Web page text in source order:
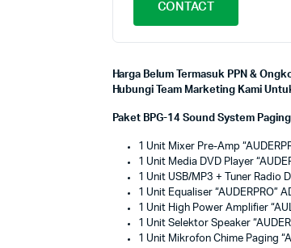
CONTACT
Harga Belum Termasuk PPN &
Hubungi Team Marketing Kami
Paket BPG-14 Sound System
1 Unit Mixer Pre-Amp
1 Unit Media DVD Player
1 Unit USB/MP3 + Tuner Radio
1 Unit Equaliser “AUDERPRO”
1 Unit High Power Amplifier
1 Unit Selektor Speaker
1 Unit Mikrofon Chime Paging